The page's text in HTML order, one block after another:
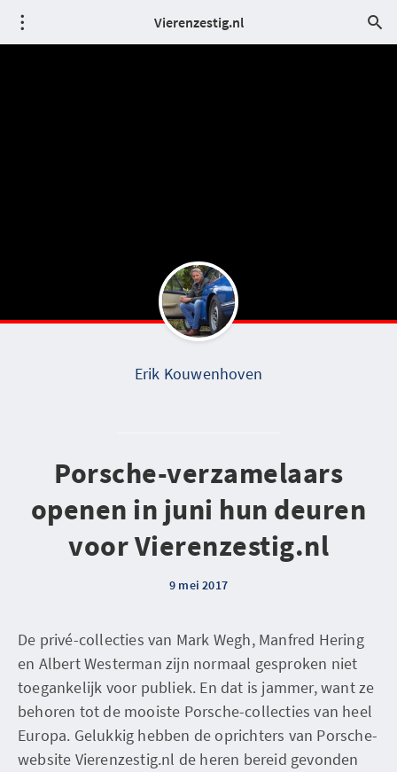
Vierenzestig.nl
Erik Kouwenhoven
Porsche-verzamelaars
openen in juni hun deuren
voor Vierenzestig.nl
9 mei 2017
De privé-collecties van Mark Wegh, Manfred Hering
en Albert Westerman zijn normaal gesproken niet
toegankelijk voor publiek. En dat is jammer, want ze
behoren tot de mooiste Porsche-collecties van heel
Europa. Gelukkig hebben de oprichters van Porsche-
website Vierenzestig.nl de heren bereid gevonden